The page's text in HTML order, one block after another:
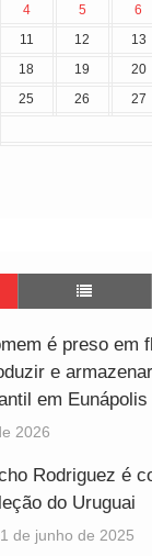
4 5 6
11 12 13
18 19 20
25 26 27
é preso em
e
em Eunápolis
2026
Rodriguez é
do Uruguai
1 de junho de 2025